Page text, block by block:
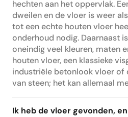
hechten aan het oppervlak.
dweilen en de vloer is weer
tot een echte houten vloer
onderhoud nodig. Daarnaast
oneindig veel kleuren, maten
houten vloer, een klassieke
industriële betonlook vloer of
van steen; het kan allemaal
Ik heb de vloer gevonden,